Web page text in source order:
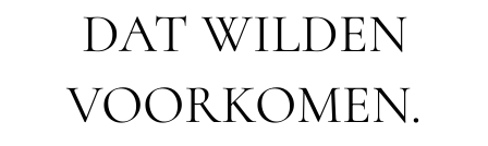
DAT WILDEN
VOORKOMEN.